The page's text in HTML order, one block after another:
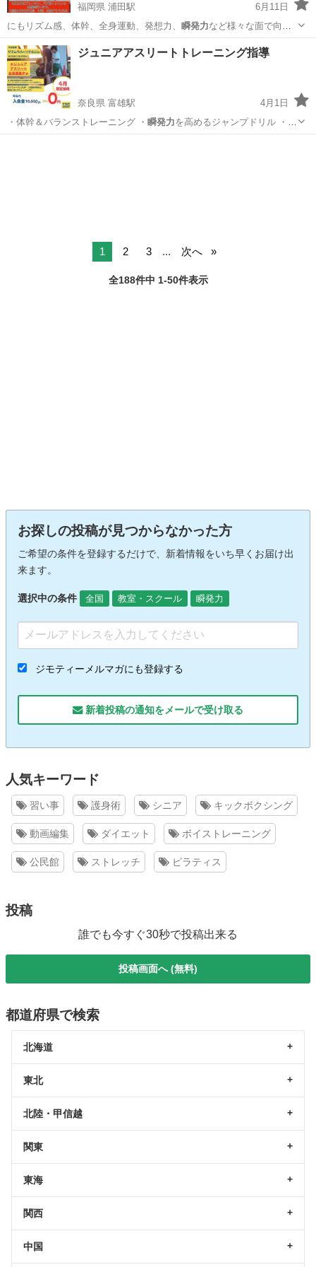
福岡県 浦田駅
6月11日
にもリズム感、体幹、全身運動、発想力、 瞬発力など様々な面で向上
出来ます♫ インス…
福岡 飯塚市 ダンス BREAKIN
ジュニアアスリートトレーニング指導
奈良県 富雄駅
4月1日
・体幹＆バランストレーニング ・ 瞬発力を高めるジャンプドリル ・俊
敏性UP…
1 2 3 ... 次へ
全188件中 1-50件表示
お探しの投稿が見つからなかった方
ご希望の条件を登録するだけで、新着情報をいち早くお届け出
来ます。
選択中の条件 全国 教室・スクール 瞬発力
ジモティーメルマガにも登録する
新着投稿の通知をメールで受け取る
人気キーワード
習い事 護身術 シニア キックボクシング
動画編集 ダイエット ボイストレーニング
公民館 ストレッチ ピラティス
投稿
誰でも今すぐ30秒で投稿出来る
投稿画面へ (無料)
都道府県で検索
北海道
東北
北陸・甲信越
関東
東海
関西
中国